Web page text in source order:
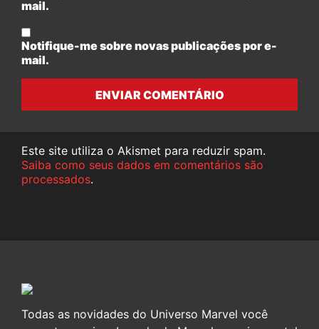
mail.
Notifique-me sobre novas publicações por e-
mail.
ENVIAR COMENTÁRIO
Este site utiliza o Akismet para reduzir spam.
Saiba como seus dados em comentários são
processados.
Todas as novidades do Universo Marvel você